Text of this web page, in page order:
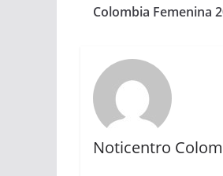
Colombia Femenina
Noticentro